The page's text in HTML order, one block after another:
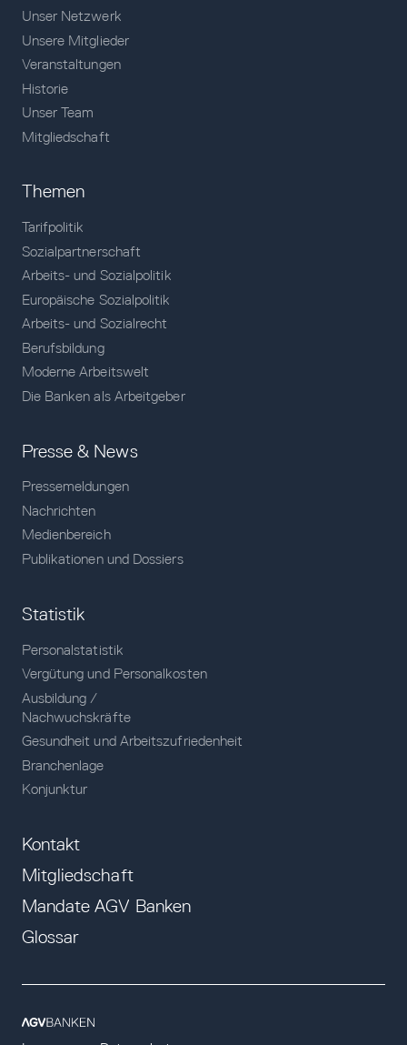
Unser Netzwerk
Unsere Mitglieder
Veranstaltungen
Historie
Unser Team
Mitgliedschaft
Themen
Tarifpolitik
Sozialpartnerschaft
Arbeits- und Sozialpolitik
Europäische Sozialpolitik
Arbeits- und Sozialrecht
Berufsbildung
Moderne Arbeitswelt
Die Banken als Arbeitgeber
Presse & News
Pressemeldungen
Nachrichten
Medienbereich
Publikationen und Dossiers
Statistik
Personalstatistik
Vergütung und Personalkosten
Ausbildung /
Nachwuchskräfte
Gesundheit und Arbeitszufriedenheit
Branchenlage
Konjunktur
Kontakt
Mitgliedschaft
Mandate AGV Banken
Glossar